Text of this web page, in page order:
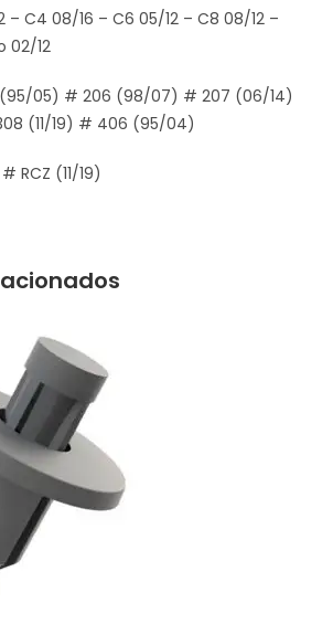
– C4 08/16 – C6 05/12 – C8 08/12 –
02/12
(95/05) # 206 (98/07) # 207 (06/14)
(11/19) # 406 (95/04)
RCZ (11/19)